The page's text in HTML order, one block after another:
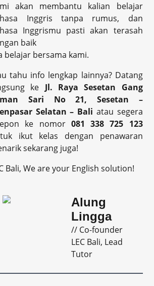
akan membantu kalian belajar
Inggris tanpa rumus, dan
Inggrismu pasti akan terasah
baik
belajar bersama kami.
tahu info lengkap lainnya? Datang
ke Jl. Raya Sesetan Gang
Sari No 21, Sesetan –
Selatan – Bali atau segera
ke nomor 081 338 725 123
ikut kelas dengan penawaran
sekarang juga!
Bali, We are your English solution!
Alung
Lingga
// Co-founder
LEC Bali, Lead
Tutor